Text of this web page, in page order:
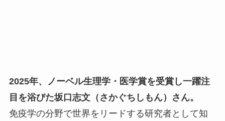
2025年、ノーベル生理学・医学賞を受賞し一躍注
目を浴びた坂口志文（さかぐちしもん）さん。
免疫学の分野で世界をリードする研究者として知